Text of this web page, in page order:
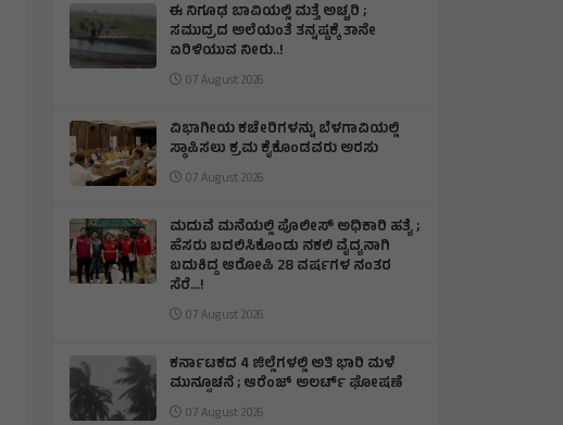
ಈ ನಿಗೂಢ ಬಾವಿಯಲ್ಲಿ ಮತ್ತೆ ಅಚ್ಚರಿ ;
ಸಮುದ್ರದ ಅಲೆಯಂತೆ ತನ್ನಷ್ಟಕ್ಕೆ ತಾನೇ
ಏರಿಳಿಯುವ ನೀರು..!
07 August 2026
ವಿಭಾಗೀಯ ಕಚೇರಿಗಳನ್ನು ಬೆಳಗಾವಿಯಲ್ಲಿ
ಸ್ಥಾಪಿಸಲು ಕ್ರಮ ಕೈಕೊಂಡವರು ಅರಸು
07 August 2026
ಮದುವೆ ಮನೆಯಲ್ಲಿ ಪೊಲೀಸ್ ಅಧಿಕಾರಿ ಹತ್ಯೆ ;
ಹೆಸರು ಬದಲಿಸಿಕೊಂಡು ನಕಲಿ ವೈದ್ಯನಾಗಿ
ಬದುಕಿದ್ದ ಆರೋಪಿ 28 ವರ್ಷಗಳ ನಂತರ
ಸೆರೆ…!
07 August 2026
ಕರ್ನಾಟಕದ 4 ಜಿಲ್ಲೆಗಳಲ್ಲಿ ಅತಿ ಭಾರಿ ಮಳೆ
ಮುನ್ಸೂಚನೆ ; ಆರೆಂಜ್‌ ಅಲರ್ಟ್‌ ಘೋಷಣೆ
07 August 2026